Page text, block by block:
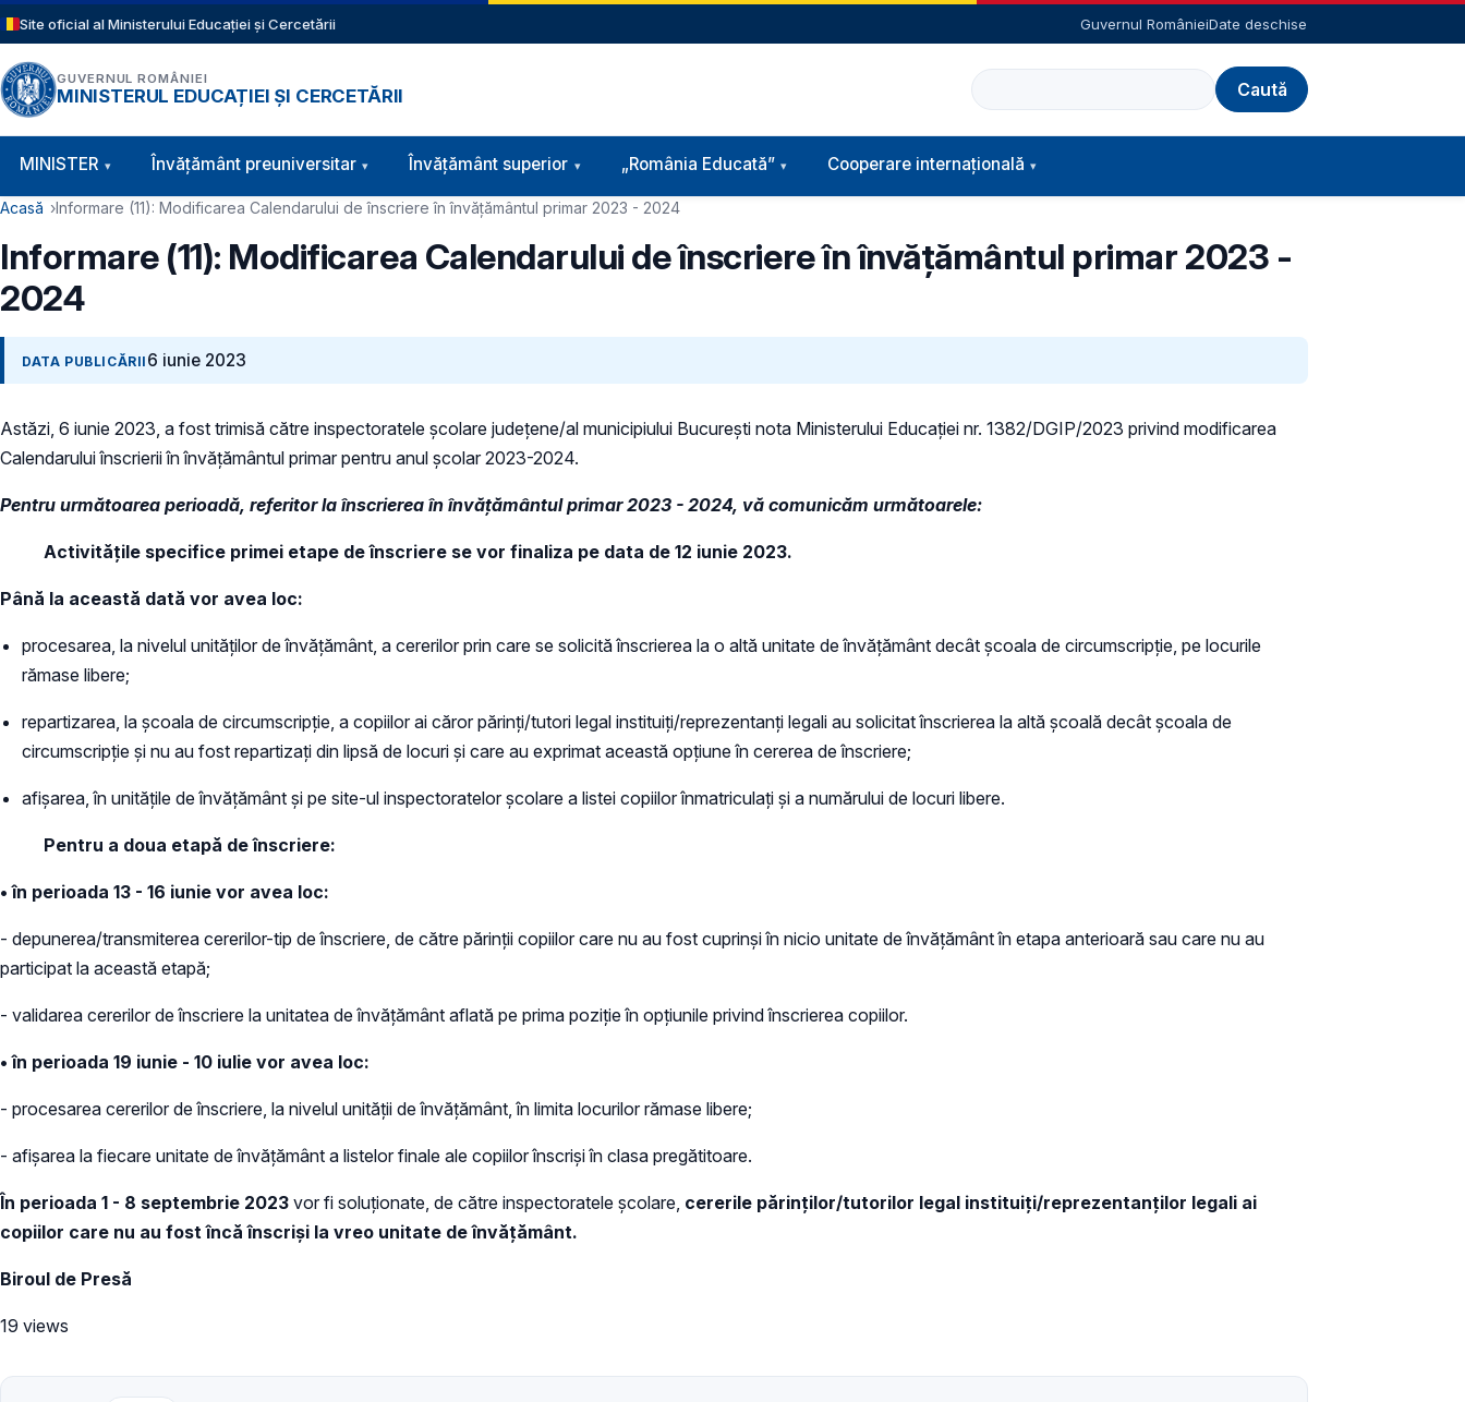
Sari la conținutul principal
Site oficial al Ministerului Educației și Cercetării Guvernul RomânieiDate deschise
GUVERNUL ROMÂNIEI
MINISTERUL EDUCAȚIEI ȘI CERCETĂRII
Caută
Navigație principală
MINISTER Învăţământ preuniversitar Învățământ superior „România Educată” Cooperare internațională
Cale de navigare
Acasă Informare (11): Modificarea Calendarului de înscriere în învățământul primar 2023 - 2024
Informare (11): Modificarea Calendarului de înscriere în învățământul primar 2023 -
2024
DATA PUBLICĂRII 6 iunie 2023
Astăzi, 6 iunie 2023, a fost trimisă către inspectoratele școlare județene/al municipiului București nota Ministerului Educației nr. 1382/DGIP/2023 privind modificarea
Calendarului înscrierii în învățământul primar pentru anul școlar 2023-2024.
Pentru următoarea perioadă, referitor la înscrierea în învățământul primar 2023 - 2024, vă comunicăm următoarele:
Activitățile specifice primei etape de înscriere se vor finaliza pe data de 12 iunie 2023.
Până la această dată vor avea loc:
procesarea, la nivelul unităților de învățământ, a cererilor prin care se solicită înscrierea la o altă unitate de învățământ decât școala de circumscripție, pe locurile
rămase libere;
repartizarea, la școala de circumscripție, a copiilor ai căror părinți/tutori legal instituiți/reprezentanți legali au solicitat înscrierea la altă școală decât școala de
circumscripție și nu au fost repartizați din lipsă de locuri și care au exprimat această opțiune în cererea de înscriere;
afișarea, în unitățile de învățământ și pe site-ul inspectoratelor școlare a listei copiilor înmatriculați și a numărului de locuri libere.
Pentru a doua etapă de înscriere:
• în perioada 13 - 16 iunie vor avea loc:
- depunerea/transmiterea cererilor-tip de înscriere, de către părinții copiilor care nu au fost cuprinși în nicio unitate de învățământ în etapa anterioară sau care nu au
participat la această etapă;
- validarea cererilor de înscriere la unitatea de învățământ aflată pe prima poziție în opțiunile privind înscrierea copiilor.
• în perioada 19 iunie - 10 iulie vor avea loc:
- procesarea cererilor de înscriere, la nivelul unității de învățământ, în limita locurilor rămase libere;
- afișarea la fiecare unitate de învățământ a listelor finale ale copiilor înscriși în clasa pregătitoare.
În perioada 1 - 8 septembrie 2023 vor fi soluționate, de către inspectoratele școlare, cererile părinților/tutorilor legal instituiți/reprezentanților legali ai
copiilor care nu au fost încă înscriși la vreo unitate de învățământ.
Biroul de Presă
19 views